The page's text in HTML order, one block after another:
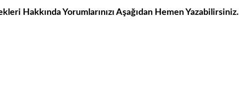
Hakkında Yorumlarınızı Aşağıdan Hemen Yazabilirsiniz.